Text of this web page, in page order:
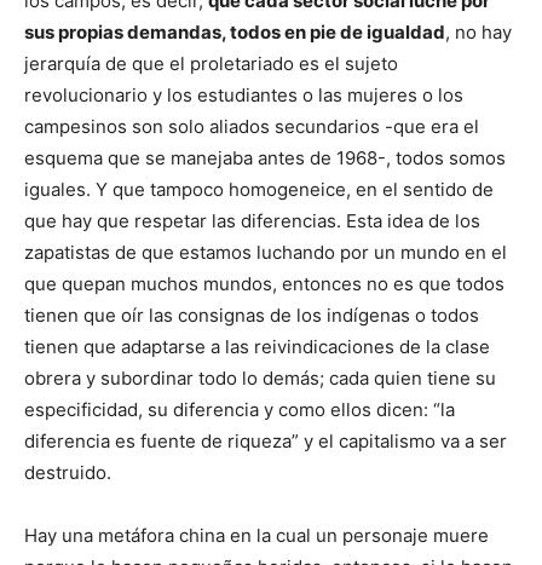
sus propias demandas, todos en pie de igualdad, no hay
jerarquía de que el proletariado es el sujeto
revolucionario y los estudiantes o las mujeres o los
campesinos son solo aliados secundarios -que era el
esquema que se manejaba antes de 1968-, todos somos
iguales. Y que tampoco homogeneice, en el sentido de
que hay que respetar las diferencias. Esta idea de los
zapatistas de que estamos luchando por un mundo en el
que quepan muchos mundos, entonces no es que todos
tienen que oír las consignas de los indígenas o todos
tienen que adaptarse a las reivindicaciones de la clase
obrera y subordinar todo lo demás; cada quien tiene su
especificidad, su diferencia y como ellos dicen: “la
diferencia es fuente de riqueza” y el capitalismo va a ser
destruido.
Hay una metáfora china en la cual un personaje muere